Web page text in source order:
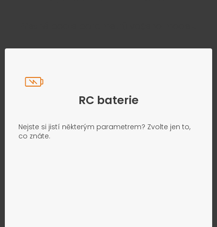
RC baterie
Nejste si jistí některým parametrem? Zvolte jen to,
co znáte.